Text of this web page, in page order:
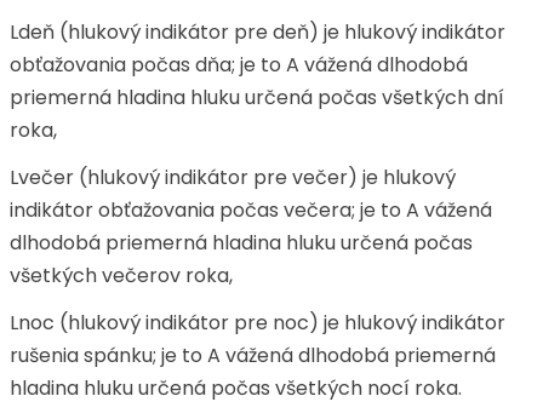
Ldeň (hlukový indikátor pre deň) je hlukový indikátor
obťažovania počas dňa; je to A vážená dlhodobá
priemerná hladina hluku určená počas všetkých dní
roka,
Lvečer (hlukový indikátor pre večer) je hlukový
indikátor obťažovania počas večera; je to A vážená
dlhodobá priemerná hladina hluku určená počas
všetkých večerov roka,
Lnoc (hlukový indikátor pre noc) je hlukový indikátor
rušenia spánku; je to A vážená dlhodobá priemerná
hladina hluku určená počas všetkých nocí roka.